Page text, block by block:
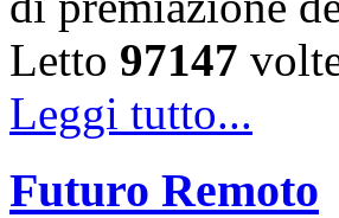
Letto 97147
Leggi tutto...
Futuro Remoto